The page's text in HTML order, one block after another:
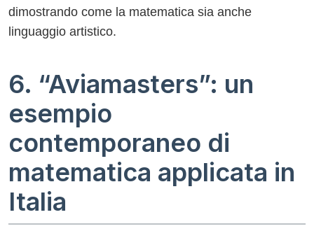
dimostrando come la matematica sia anche
linguaggio artistico.
6. “Aviamasters”: un
esempio
contemporaneo di
matematica applicata in
Italia